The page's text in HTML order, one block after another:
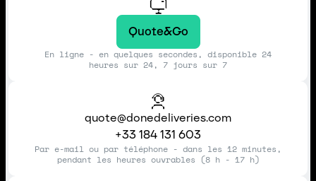
Quote&Go
En ligne - en quelques secondes, disponible 24
heures sur 24, 7 jours sur 7
quote@donedeliveries.com
+33 184 131 603
Par e-mail ou par téléphone - dans les 12 minutes,
pendant les heures ouvrables (8 h - 17 h)